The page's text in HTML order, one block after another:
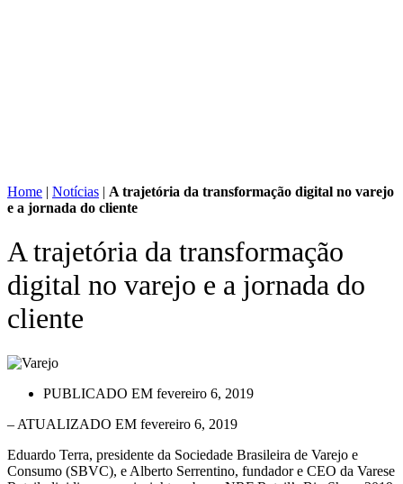
Home | Notícias | A trajetória da transformação digital no varejo
e a jornada do cliente
A trajetória da transformação
digital no varejo e a jornada do
cliente
PUBLICADO EM fevereiro 6, 2019
– ATUALIZADO EM fevereiro 6, 2019
Eduardo Terra, presidente da Sociedade Brasileira de Varejo e
Consumo (SBVC), e Alberto Serrentino, fundador e CEO da Varese